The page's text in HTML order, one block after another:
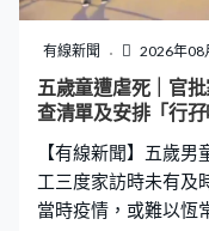
性指數，全港有三區
升，連續三個月在第
外兩區分別是啟德及
地區應進行特別滅蚊
我見到他們（工人
有線新聞 2026年08
五歲童遭虐死｜官
查清單及安排「行孖
【有線新聞】五歲
工三度家訪時未有及
當時疫情，或難以恆